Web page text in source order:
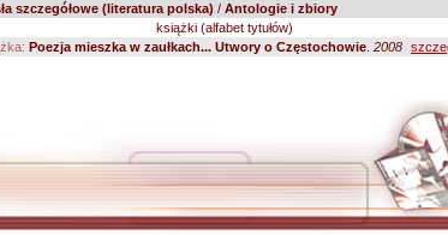
szczegółowe (literatura polska) / Antologie i zbiory
książki (alfabet tytułów)
Poezja mieszka w zaułkach... Utwory o Częstochowie 2008